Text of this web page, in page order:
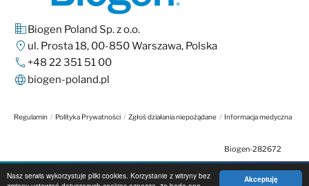
Akceptuję
Nasz serwis wykorzystuje pliki cookies. Korzystanie z witryny bez
businessBiogen Poland Sp. z o.o.
location_on ul. Prosta 18, 00-850 Warszawa, Polska
call +48 22 351 51 00
language biogen-poland.pl
Regulamin / Polityka Prywatności / Zgłoś działania niepożądane / Informacja medyczna
Biogen-282672
Organizator wykonawczy: